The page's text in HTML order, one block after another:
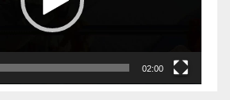
02:00